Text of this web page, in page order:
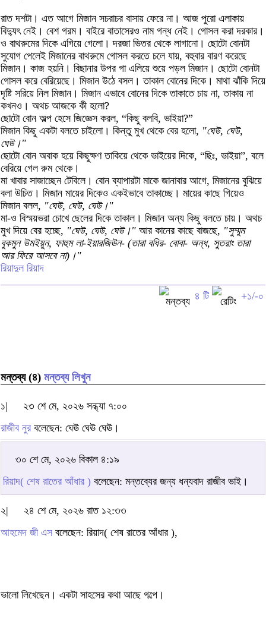
রাত দশটা। এত আগে মিজান সচরাচর বাসায় ফেরে না। আজ পুরো এলাকায়
বিদ্যুৎ নেই। বেশ গরম। বাইরে বাতাসেরও নাম গন্ধ নেই। গোসল করা দরকার।
ও বাথরুমের দিকে এগিয়ে গেলো। দরজা ভিতর থেকে লাগানো। ছোটো বোনটা
সুযোগ পেলেই মিজানের বাথরুমে গোসল করতে চলে যায়, বহুবার বারণ করেছে
মিজান। কাজ হয়নি। বিছানার উপর গা এলিয়ে শুয়ে পড়ল মিজান। ছোটো বোনটা
গোসল করে বেরিয়েছে। মিজান উঠে বসল। তাকাল বোনের দিকে। মাথা ঝাঁকি দিয়ে
দৃষ্টি সরিয়ে নিল মিজান। মিজান এভাবে বোনের দিকে তাকাতে চায় না, তাকায় না
কখনও। অথচ আজকে কী হলো?
ছোটো বোন অল্প হেসে জিজ্ঞেস করল, “কিছু বলবি, ভাইয়া?”
মিজান কিছু একটা বলতে চাইলো। কিন্তু মুখ থেকে বের হলো, "ঘেউ, ঘেউ,
ঘেউ।"
ছোটো বোন অবাক হয়ে কিছুক্ষণ তাকিয়ে থেকে ভাইয়ের দিকে, “ছিঃ, ভাইয়া”, বলে
বেরিয়ে গেল রুম থেকে।
মা খাবার সাজাচ্ছেন টেবিলে। বোন ব্যাপারটা মাকে জানাবার আগে, মিজানের বুঝিয়ে
বলা উচিত। মিজান মায়ের দিকেও একইভাবে তাকাচ্ছে। মায়ের কাছে গিয়েও
মিজান বলল, "ঘেউ, ঘেউ, ঘেউ।"
মা-ও বিস্ময়ভরা চোখে ছেলের দিকে তাকাল। মিজান অন্য কিছু বলতে চায়। অথচ
মুখ দিয়ে বের হচ্ছে, "ঘেউ, ঘেউ, ঘেউ।" আর কানের কাছে বাজছে, "সুম্মুম
বুকমুন উমইয়ুন, ফাহুম লা-ইয়ারজিঊন- (তারা বধির- বোবা- অন্ধ, সুতরাং তারা
আর ফিরে আসবে না)।"
রিয়াদুল রিয়াদ
৪ টি +১/-০
মন্তব্য (৪) মন্তব্য লিখুন
১|
২৩ শে মে, ২০২৬ সন্ধ্যা ৭:০০
রাজীব নুর বলেছেন: ঘেঊ ঘেঊ ঘেঊ।
৩০ শে মে, ২০২৬ বিকাল ৪:১৯
রিয়াদ( শেষ রাতের আঁধার ) বলেছেন: মন্তব্যের জন্য ধন্যবাদ রাজীব ভাই।
২|
২৪ শে মে, ২০২৬ রাত ১২:৩৩
আহমেদ জী এস বলেছেন: রিয়াদ( শেষ রাতের আঁধার ),
ভালো লিখেছেন। একটা সাহসের কথা আছে গল্পে।